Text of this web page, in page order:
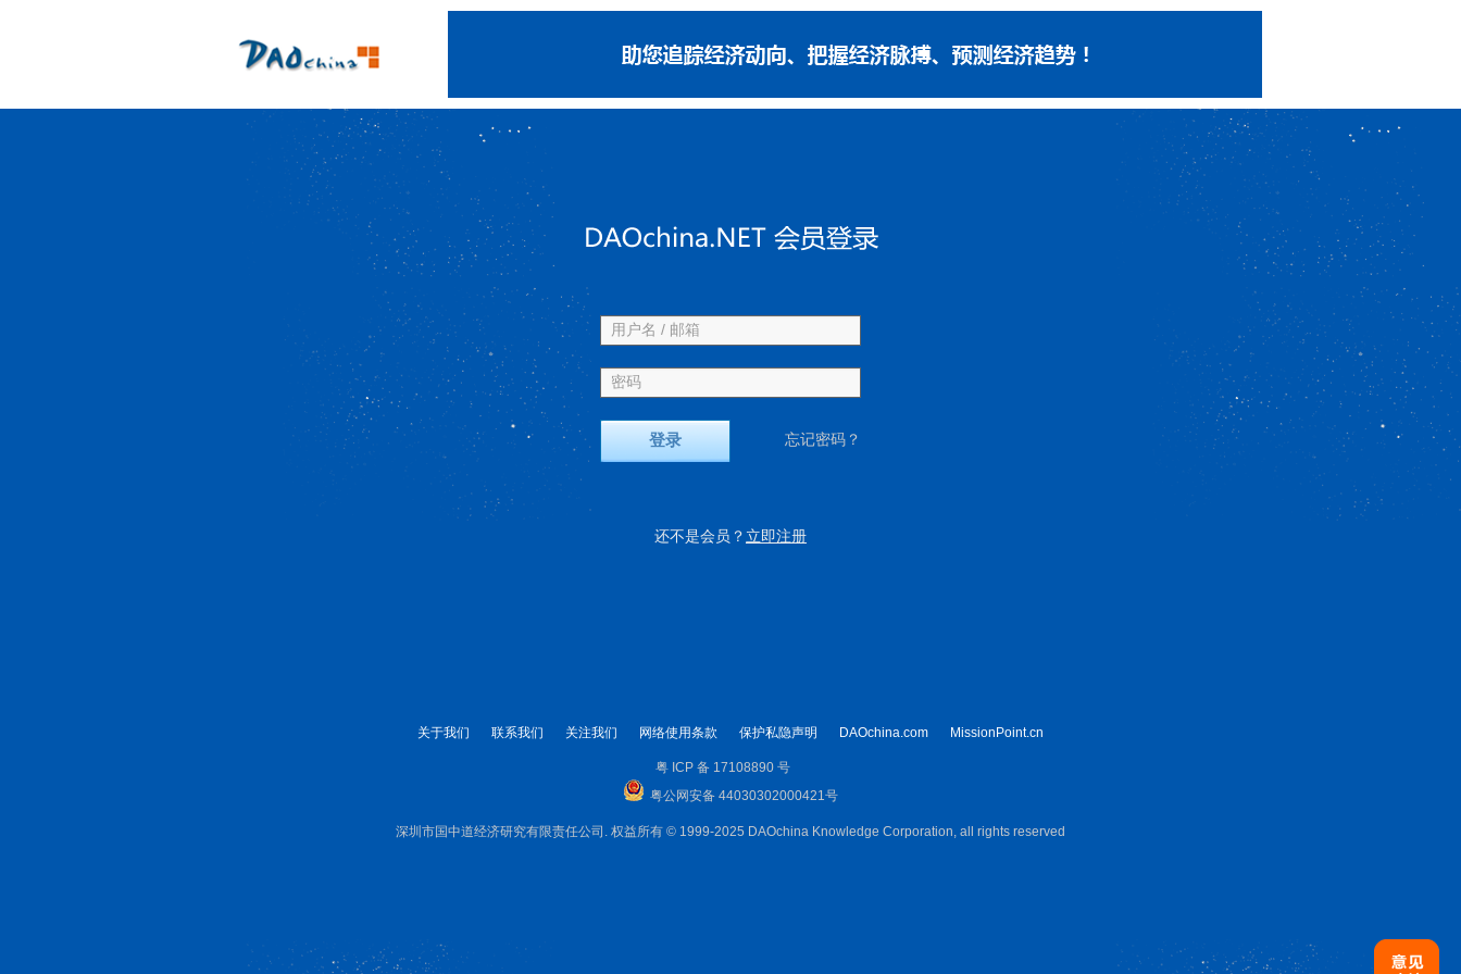
用户名 / 邮箱
密码
登录 忘记密码？
还不是会员？ 立即注册
关于我们 联系我们 关注我们 网络使用条款 保护私隐声明 DAOchina.com MissionPoint.cn
粤 ICP 备 17108890 号
粤公网安备 44030302000421号
深圳市国中道经济研究有限责任公司. 权益所有 © 1999-2025 DAOchina Knowledge Corporation, all rights reserved